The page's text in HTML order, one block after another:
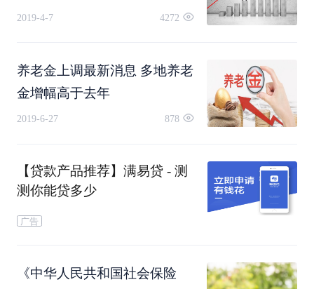
算，职工工资增幅在除去物价上涨因素后仍然高于
度，高于物价上涨幅度，但也低于职工工资增长速
职工养老金的增幅是不是要和养老保险基金的经营
状况和支付能力挂钩？表面看来当然是要挂钩的，
2019-4-7 4272
养老金上调最新消息 多地养老
金增幅高于去年
2019-6-27 878
【贷款产品推荐】满易贷 - 测
测你能贷多少
广告
《中华人民共和国社会保险